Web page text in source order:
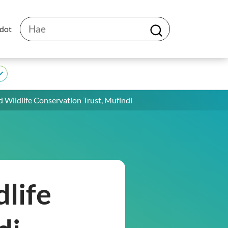
Hae
H
a
Wildlife Conservation Trust, Mufindi